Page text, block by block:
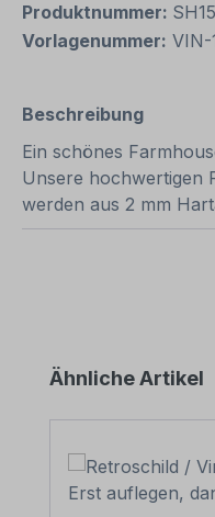
Produktnummer:
Vorlagenummer: VIN-
Beschreibung
Ein schönes
Unsere hochwertigen
werden aus 2 mm
Produktgalerie
Ähnliche Artikel